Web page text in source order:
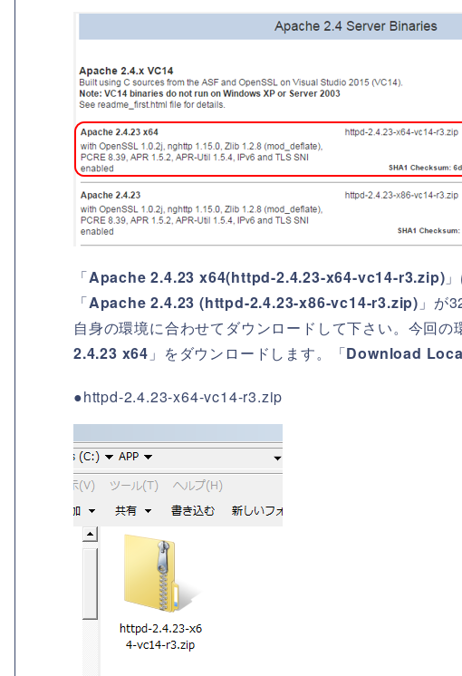
「Apache 2.4.23 x64(httpd-2.4.23-x64-vc14-r3.zip)
「Apache 2.4.23 (httpd-2.4.23-x86-vc14-r3.zip) 」が
自身の環境に合わせてダウンロードして下さい。今回
2.4.23 x64 」をダウンロードします。「Download
●httpd-2.4.23-x64-vc14-r3.zip